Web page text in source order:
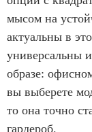
мысом на
актуальны в
универсальны
образе:
вы выберете
то она точно
гардероб.